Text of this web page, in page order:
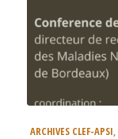
ARCHIVES CLEF-APSI,